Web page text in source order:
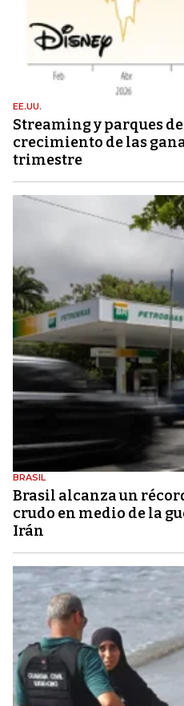
EE.UU.
Streaming y parques
crecimiento de las
trimestre
BRASIL
Brasil alcanza un
crudo en medio de la
Irán